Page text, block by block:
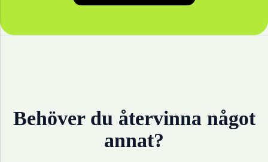
Behöver du återvinna något
annat?